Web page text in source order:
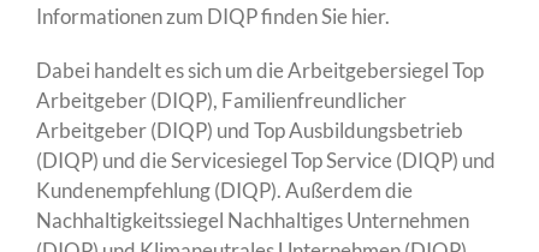
Informationen zum DIQP finden Siehier.
Dabei handelt es sich um die ArbeitgebersiegelTop
Arbeitgeber(DIQP), Familienfreundlicher
Arbeitgeber(DIQP) undTop Ausbildungsbetrieb
(DIQP) und die ServicesiegelTop Service(DIQP) und
Kundenempfehlung(DIQP). Außerdem die
Nachhaltigkeitssiegel Nachhaltiges Unternehmen